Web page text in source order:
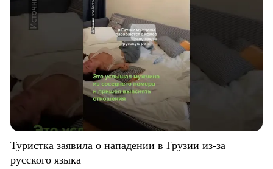
Туристка заявила о нападении в Грузии из-за
русского языка